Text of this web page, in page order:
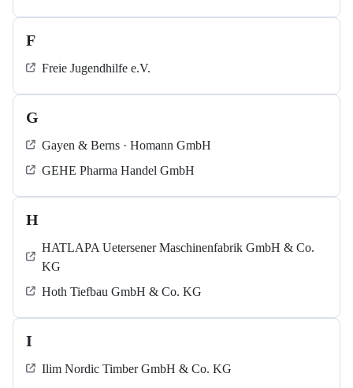
F
Freie Jugendhilfe e.V.
G
Gayen & Berns · Homann GmbH
GEHE Pharma Handel GmbH
H
HATLAPA Uetersener Maschinenfabrik GmbH & Co.
KG
Hoth Tiefbau GmbH & Co. KG
I
Ilim Nordic Timber GmbH & Co. KG